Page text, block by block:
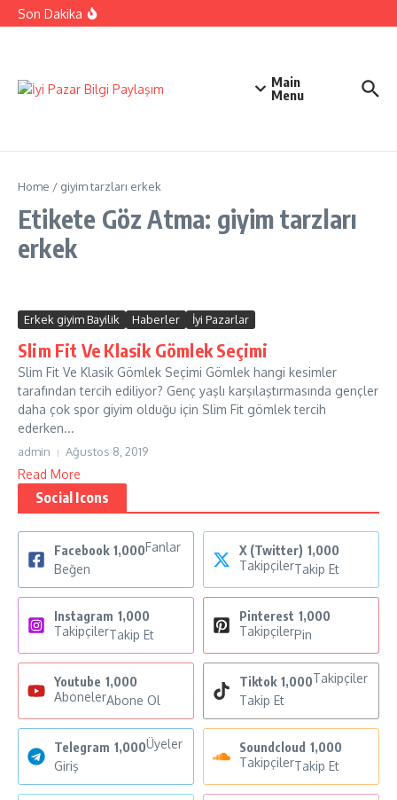
İçeriğe atla
Son Dakika
Kıbrıs Barış Harekatı Nasıl Yapıldı
Main
Menu
Home / giyim tarzları erkek
Etikete Göz Atma: giyim tarzları
erkek
Erkek giyim Bayilik Haberler İyi Pazarlar
Slim Fit Ve Klasik Gömlek Seçimi
Slim Fit Ve Klasik Gömlek Seçimi Gömlek hangi kesimler
tarafından tercih ediliyor? Genç yaşlı karşılaştırmasında gençler
daha çok spor giyim olduğu için Slim Fit gömlek tercih
ederken...
admin Ağustos 8, 2019
Read More
Social Icons
Facebook 1,000Fanlar
Beğen
X (Twitter) 1,000
TakipçilerTakip Et
Instagram 1,000
TakipçilerTakip Et
Pinterest 1,000
TakipçilerPin
Youtube 1,000
AbonelerAbone Ol
Tiktok 1,000Takipçiler
Takip Et
Telegram 1,000Üyeler
Giriş
Soundcloud 1,000
TakipçilerTakip Et